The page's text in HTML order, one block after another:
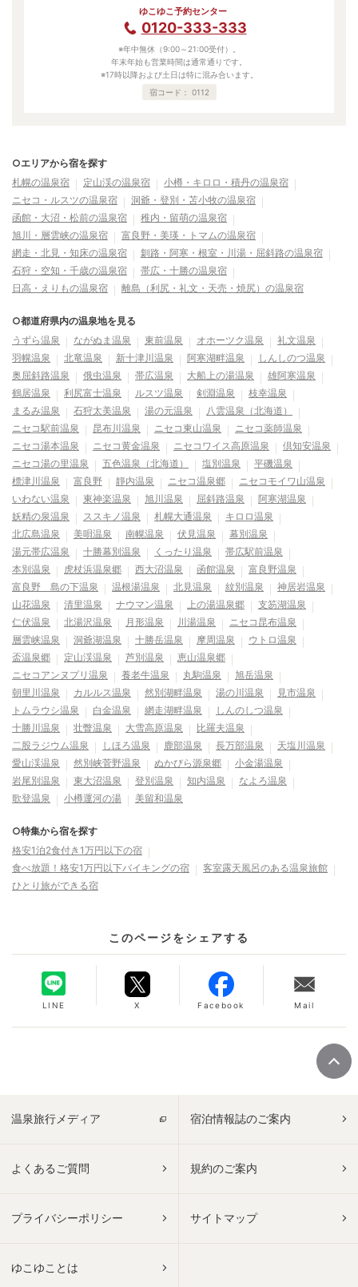
ゆこゆこ予約センター
0120-333-333
※年中無休（9:00～21:00受付）。
年末年始も営業時間は通常通りです。
※17時以降および土日は特に混み合います。
宿コード： 0112
○エリアから宿を探す
札幌の温泉宿
定山渓の温泉宿
小樽・キロロ・積丹の温泉宿
ニセコ・ルスツの温泉宿
洞爺・登別・苫小牧の温泉宿
函館・大沼・松前の温泉宿
稚内・留萌の温泉宿
旭川・層雲峡の温泉宿
富良野・美瑛・トマムの温泉宿
網走・北見・知床の温泉宿
釧路・阿寒・根室・川湯・屈斜路の温泉宿
石狩・空知・千歳の温泉宿
帯広・十勝の温泉宿
日高・えりもの温泉宿
離島（利尻・礼文・天売・焼尻）の温泉宿
○都道府県内の温泉地を見る
うずら温泉
ながぬま温泉 東前温泉 オホーツク温泉
礼文温泉
羽幌温泉
北竜温泉 新十津川温泉 阿寒湖畔温泉
しんしのつ温泉
奥屈斜路温泉
俄虫温泉 帯広温泉 大船上の湯温泉
雄阿寒温泉
鶴居温泉
利尻富士温泉 ルスツ温泉 剣淵温泉
枝幸温泉
まるみ温泉
石狩太美温泉 湯の元温泉
八雲温泉（北海道）
ニセコ駅前温泉
昆布川温泉 ニセコ東山温泉
ニセコ薬師温泉
ニセコ湯本温泉
ニセコ黄金温泉 ニセコワイス高原温泉
倶知安温泉
ニセコ湯の里温泉
五色温泉（北海道） 塩別温泉
平磯温泉
標津川温泉
富良野 靜内温泉 ニセコ温泉郷
ニセコモイワ山温泉
いわない温泉
東神楽温泉 旭川温泉 屈斜路温泉
阿寒湖温泉
妖精の泉温泉
ススキノ温泉 札幌大通温泉
キロロ温泉
北広島温泉
美唄温泉 南幌温泉 伏見温泉
幕別温泉
湯元帯広温泉
十勝幕別温泉 くったり温泉
帯広駅前温泉
本別温泉
虎杖浜温泉郷 西大沼温泉 函館温泉
富良野温泉
富良野 島の下温泉
温根湯温泉 北見温泉 紋別温泉
神居岩温泉
山花温泉
清里温泉 ナウマン温泉 上の湯温泉郷
支笏湖温泉
仁伏温泉
北湯沢温泉 月形温泉 川湯温泉
ニセコ昆布温泉
層雲峡温泉
洞爺湖温泉 十勝岳温泉 摩周温泉
ウトロ温泉
盃温泉郷
定山渓温泉 芦別温泉
恵山温泉郷
ニセコアンヌプリ温泉
養老牛温泉 丸駒温泉
旭岳温泉
朝里川温泉
カルルス温泉 然別湖畔温泉 湯の川温泉
見市温泉
トムラウシ温泉
白金温泉 網走湖畔温泉
しんのしつ温泉
十勝川温泉
壮瞥温泉 大雪高原温泉
比羅夫温泉
二股ラジウム温泉
しほろ温泉 鹿部温泉 長万部温泉
天塩川温泉
愛山渓温泉
然別峡菅野温泉 ぬかびら源泉郷
小金湯温泉
岩尾別温泉
東大沼温泉 登別温泉 知内温泉
なよろ温泉
歌登温泉
小樽運河の湯 美留和温泉
○特集から宿を探す
格安1泊2食付き1万円以下の宿
食べ放題！格安1万円以下バイキングの宿
客室露天風呂のある温泉旅館
ひとり旅ができる宿
このページをシェアする
LINE X Facebook Mail
温泉旅行メディア 宿泊情報誌のご案内
よくあるご質問 規約のご案内
プライバシーポリシー サイトマップ
ゆこゆことは